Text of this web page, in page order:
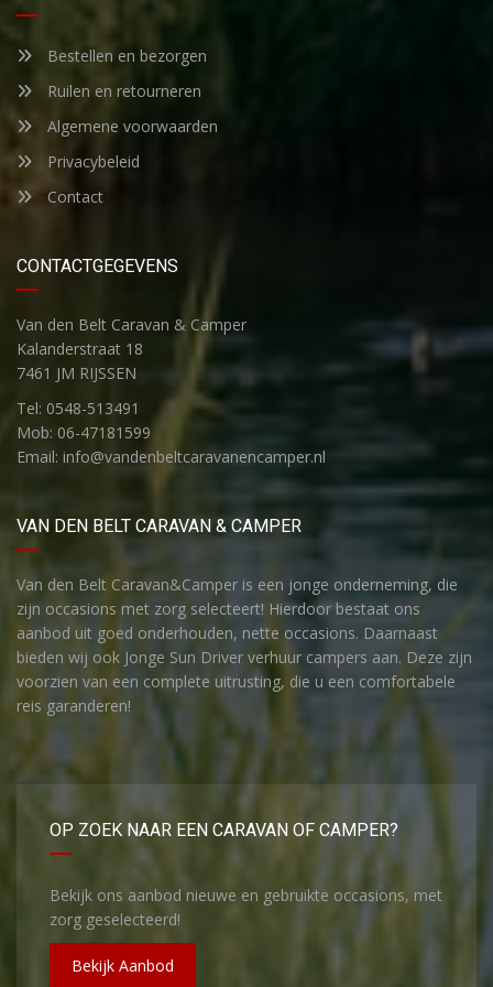
Bestellen en bezorgen
Ruilen en retourneren
Algemene voorwaarden
Privacybeleid
Contact
CONTACTGEGEVENS
Van den Belt Caravan & Camper
Kalanderstraat 18
7461 JM RIJSSEN
Tel: 0548-513491
Mob: 06-47181599
Email: info@vandenbeltcaravanencamper.nl
VAN DEN BELT CARAVAN & CAMPER
Van den Belt Caravan&Camper is een jonge onderneming, die
zijn occasions met zorg selecteert! Hierdoor bestaat ons
aanbod uit goed onderhouden, nette occasions. Daarnaast
bieden wij ook Jonge Sun Driver verhuur campers aan. Deze zijn
voorzien van een complete uitrusting, die u een comfortabele
reis garanderen!
OP ZOEK NAAR EEN CARAVAN OF CAMPER?
Bekijk ons aanbod nieuwe en gebruikte occasions, met
zorg geselecteerd!
Bekijk Aanbod